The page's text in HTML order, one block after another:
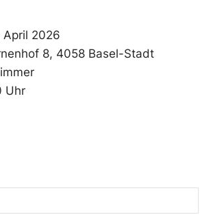
April 2026
8, 4058 Basel-Stadt
Uhr